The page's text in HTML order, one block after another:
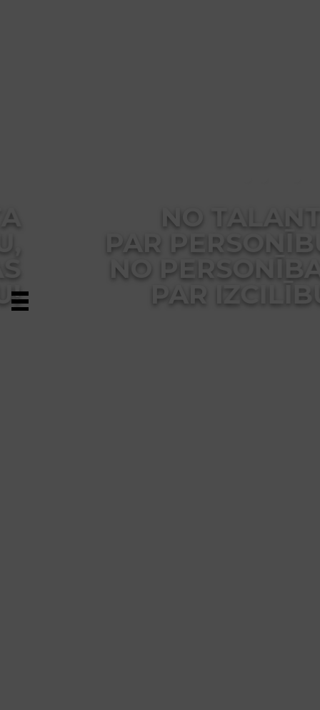
NO TALANTA
PAR PERSONĪBU,
NO PERSONĪBAS
PAR IZCILĪBU!